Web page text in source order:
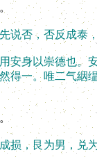
否，否反成泰，
身以崇德也。安
得一。唯二气絪
艮为男，兑为